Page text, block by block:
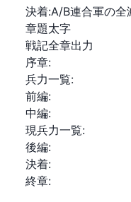
決着:A/B連合軍の全
章題太字
戦記全章出力
序章:
兵力一覧:
前編:
中編:
現兵力一覧:
後編:
決着:
終章: